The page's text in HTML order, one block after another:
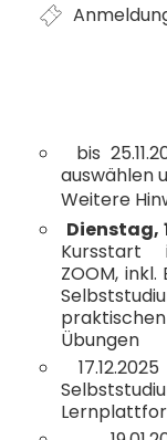
bis
auswählen
Weitere
Dienstag,
Kursstart
ZOOM,
Übungen